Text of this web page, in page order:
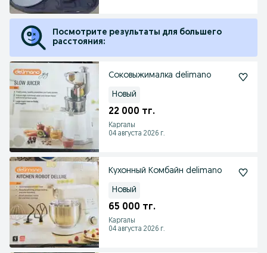
Посмотрите результаты для большего
расстояния:
Соковыжималка delimano
Новый
22 000 тг.
Каргалы
04 августа 2026 г.
Кухонный Комбайн delimano
Новый
65 000 тг.
Каргалы
04 августа 2026 г.